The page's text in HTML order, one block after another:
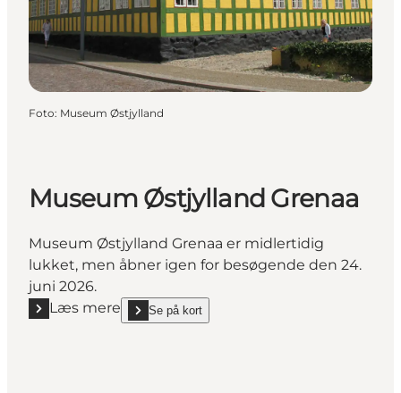
Foto: Museum Østjylland
Museum Østjylland Grenaa
Museum Østjylland Grenaa er midlertidig
lukket, men åbner igen for besøgende den 24.
juni 2026.
Læs mere
Læs mere "Museum Østjylland Grenaa"
Se på kort
show Museum Østjylland Grenaa on_map